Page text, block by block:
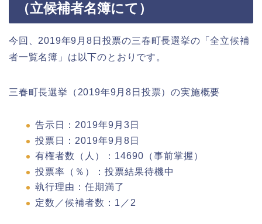
（立候補者名簿にて）
今回、2019年9月8日投票の三春町長選挙の「全立候補
者一覧名簿」は以下のとおりです。
三春町長選挙（2019年9月8日投票）の実施概要
告示日：2019年9月3日
投票日：2019年9月8日
有権者数（人）：14690（事前掌握）
投票率（％）：投票結果待機中
執行理由：任期満了
定数／候補者数：1／2